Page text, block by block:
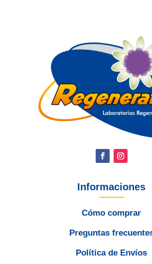
Informaciones
Cómo comprar
Preguntas
Política de Envíos